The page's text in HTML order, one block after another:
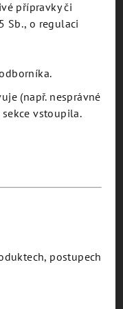
Anodized Collar Ø
EVA50080:
Anodized Collar Ø
přípravky či
Sb., o regulaci
(např. nesprávné
vstoupila.
postupech